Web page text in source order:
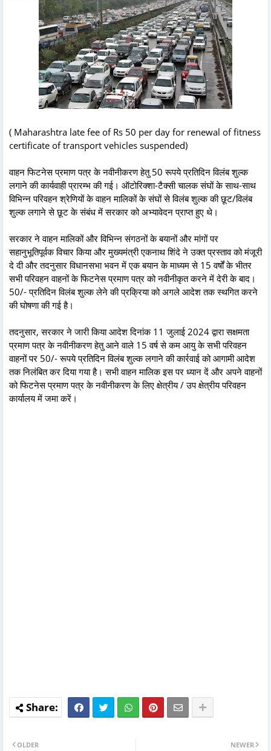
( Maharashtra late fee of Rs 50 per day for renewal of fitness
certificate of transport vehicles suspended)
वाहन फिटनेस प्रमाण पत्र के नवीनीकरण हेतु 50 रूपये प्रतिदिन विलंब शुल्क
लगाने की कार्यवाही प्रारम्भ की गई। ऑटोरिक्शा-टैक्सी चालक संघों के साथ-साथ
विभिन्न परिवहन श्रेणियों के वाहन मालिकों के संघों से विलंब शुल्क की छूट/विलंब
शुल्क लगाने से छूट के संबंध में सरकार को अभ्यावेदन प्राप्त हुए थे।
सरकार ने वाहन मालिकों और विभिन्न संगठनों के बयानों और मांगों पर
सहानुभूतिपूर्वक विचार किया और मुख्यमंत्री एकनाथ शिंदे ने उक्त प्रस्ताव को मंजूरी
दे दी और तदनुसार विधानसभा भवन में एक बयान के माध्यम से 15 वर्षों के भीतर
सभी परिवहन वाहनों के फिटनेस प्रमाण पत्र को नवीनीकृत करने में देरी के बाद।
50/- प्रतिदिन विलंब शुल्क लेने की प्रक्रिया को अगले आदेश तक स्थगित करने
की घोषणा की गई है।
तदनुसार, सरकार ने जारी किया आदेश दिनांक 11 जुलाई 2024 द्वारा सक्षमता
प्रमाण पत्र के नवीनीकरण हेतु आने वाले 15 वर्ष से कम आयु के सभी परिवहन
वाहनों पर 50/- रूपये प्रतिदिन विलंब शुल्क लगाने की कार्रवाई को आगामी आदेश
तक निलंबित कर दिया गया है। सभी वाहन मालिक इस पर ध्यान दें और अपने वाहनों
को फिटनेस प्रमाण पत्र के नवीनीकरण के लिए क्षेत्रीय / उप क्षेत्रीय परिवहन
कार्यालय में जमा करें।
NEWER
OLDER